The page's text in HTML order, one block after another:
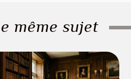
même sujet